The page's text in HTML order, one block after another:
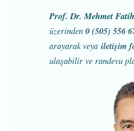
Prof. Dr. Mehmet
üzerinden 0 (505) 556
arayarak veya iletişim
ulaşabilir ve randevu